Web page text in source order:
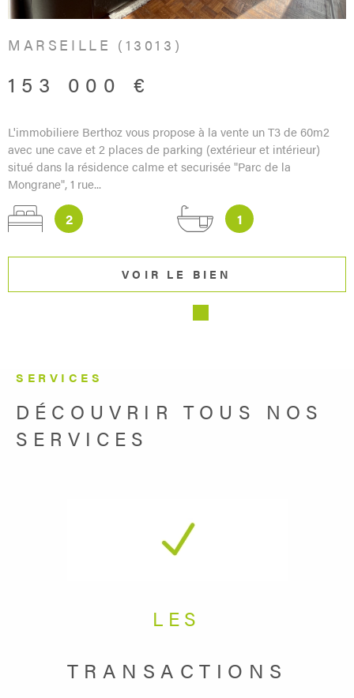
MARSEILLE (13013)
153 000 €
L'immobiliere Berthoz vous propose à la vente un T3 de 60m2
avec une cave et 2 places de parking (extérieur et intérieur)
situé dans la résidence calme et securisée "Parc de la
Mongrane", 1 rue...
2 1
VOIR LE BIEN
SERVICES
DÉCOUVRIR TOUS NOS
SERVICES
LES
TRANSACTIONS